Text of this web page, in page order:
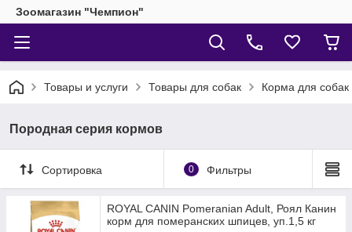
Зоомагазин "Чемпион"
Товары и услуги Товары для собак Корма для собак
Породная серия кормов
Сортировка 0 Фильтры
ROYAL CANIN Pomeranian Adult, Роял Канин
корм для померанских шпицев, уп.1,5 кг